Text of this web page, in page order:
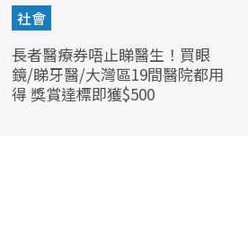
社會
長者醫療券唔止睇醫生！買眼
鏡/睇牙醫/大灣區19間醫院都用
得 獎賞達標即獲$500